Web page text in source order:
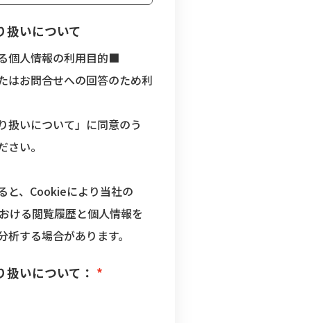
扱いについて
個人情報の利用目的■
はお問合せへの回答のため利
扱いについて 」に同意のう
い。
と、Cookieにより当社の
ける閲覧履歴と個人情報を
析する場合があります。
いについて：